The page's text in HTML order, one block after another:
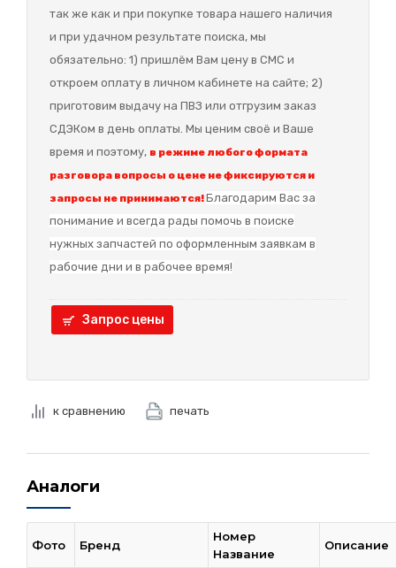
так же как и при покупке товара нашего наличия
и при удачном результате поиска, мы
обязательно: 1) пришлём Вам цену в СМС и
откроем оплату в личном кабинете на сайте; 2)
приготовим выдачу на ПВЗ или отгрузим заказ
СДЭКом в день оплаты. Мы ценим своё и Ваше
время и поэтому, в режиме любого формата
разговора вопросы о цене не фиксируются и
запросы не принимаются!Благодарим Вас за
понимание и всегда рады помочь в поиске
нужных запчастей по оформленным заявкам в
рабочие дни и в рабочее время!
Запрос цены
к сравнению печать
Аналоги
Фото Бренд
Номер
Название
Описание